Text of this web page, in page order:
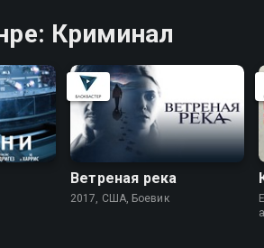
Криминал
Ветреная река
2017, США, Боевик